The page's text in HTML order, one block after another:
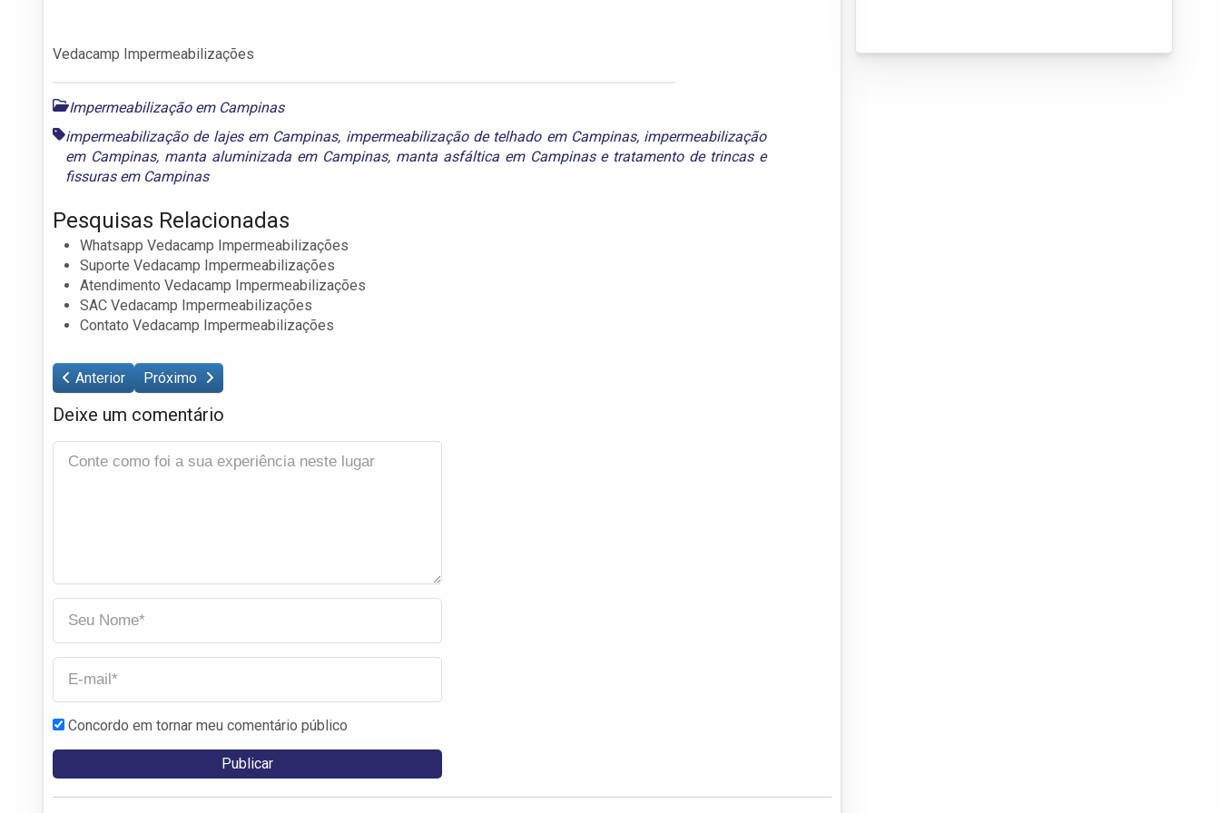
Vedacamp Impermeabilizações
Impermeabilização em Campinas
impermeabilização de lajes em Campinas, impermeabilização de telhado em Campinas, impermeabilização
em Campinas, manta aluminizada em Campinas, manta asfáltica em Campinase tratamento de trincas e
fissuras em Campinas
Pesquisas Relacionadas
Whatsapp Vedacamp Impermeabilizações
Suporte Vedacamp Impermeabilizações
Atendimento Vedacamp Impermeabilizações
SAC Vedacamp Impermeabilizações
Contato Vedacamp Impermeabilizações
Anterior Próximo
Deixe um comentário
Concordo em tornar meu comentário público